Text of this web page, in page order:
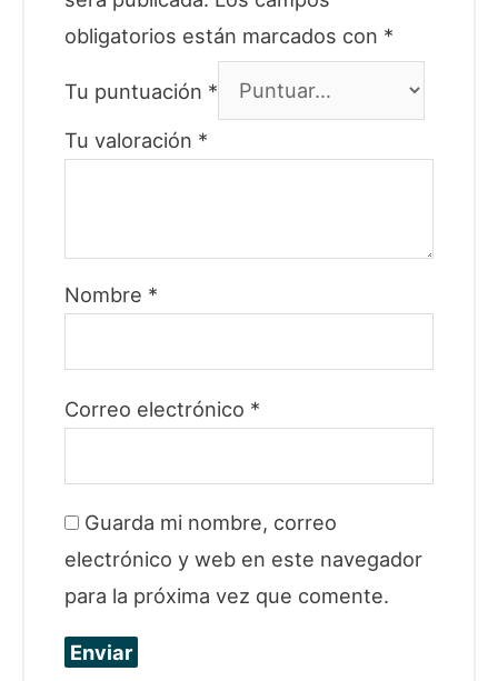
obligatorios están marcados con *
Tu puntuación *
Tu valoración *
Nombre *
Correo electrónico *
Guarda mi nombre, correo
electrónico y web en este navegador
para la próxima vez que comente.